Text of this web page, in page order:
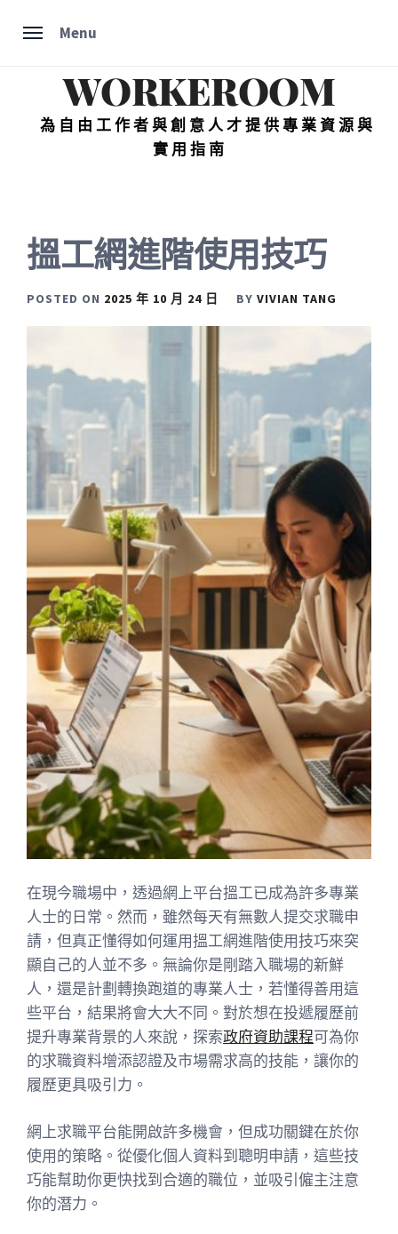
Menu
WORKEROOM
為自由工作者與創意人才提供專業資源與
實用指南
搵工網進階使用技巧
POSTED ON 2025 年 10 月 24 日 BY VIVIAN TANG
在現今職場中，透過網上平台搵工已成為許多專業
人士的日常。然而，雖然每天有無數人提交求職申
請，但真正懂得如何運用搵工網進階使用技巧來突
顯自己的人並不多。無論你是剛踏入職場的新鮮
人，還是計劃轉換跑道的專業人士，若懂得善用這
些平台，結果將會大大不同。對於想在投遞履歷前
提升專業背景的人來說，探索政府資助課程可為你
的求職資料增添認證及市場需求高的技能，讓你的
履歷更具吸引力。
網上求職平台能開啟許多機會，但成功關鍵在於你
使用的策略。從優化個人資料到聰明申請，這些技
巧能幫助你更快找到合適的職位，並吸引僱主注意
你的潛力。